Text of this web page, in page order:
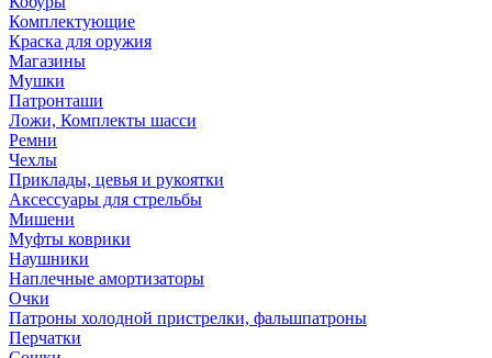
Комплектующие
Краска для оружия
Магазины
Мушки
Патронташи
Ложи, Комплекты шасси
Ремни
Чехлы
Приклады, цевья и рукоятки
Аксессуары для стрельбы
Мишени
Муфты коврики
Наушники
Наплечные амортизаторы
Очки
Патроны холодной пристрелки, фальшпатроны
Перчатки